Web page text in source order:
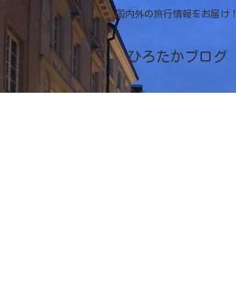
国内外の旅行情報をお届け！
ひろたかブログ